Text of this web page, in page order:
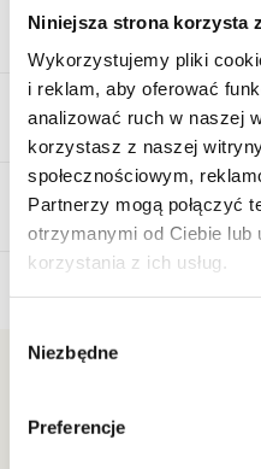
Niniejsza strona korzysta
Wykorzystujemy pliki
i reklam, aby oferować
analizować ruch w naszej
korzystasz z naszej
społecznościowym,
Partnerzy mogą połączyć
otrzymanymi od Ciebie lub
korzystania z ich usług.
zgody
Niezbędne
Preferencje
Opis produktu
Klasyczne kolczyki srebrne
wykonane ze srebra próby 925.
Kolor surowca: złoty.
Wymiary pereł : 0,7 cm
Rodzaj mocowania: bigiel
Waga poniżej 5 g.
Cechy produktu
Kolor metalu
Opinie
5
3
Bądź na bieżąco z